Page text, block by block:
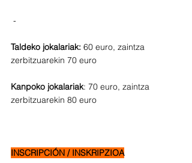
-
Taldeko jokalariak: 60 euro, zaintza
zerbitzuarekin 70 euro
Kanpoko jokalariak: 70 euro, zaintza
zerbitzuarekin 80 euro
INSCRIPCIÓN / INSKRIPZIOA